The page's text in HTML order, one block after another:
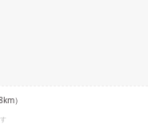
km）